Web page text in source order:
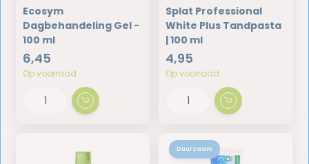
Ecosym
Dagbehandeling Gel -
100 ml
6,45
Op voorraad
Splat Professional
White Plus Tandpasta
| 100 ml
4,95
Op voorraad
Duurzaam